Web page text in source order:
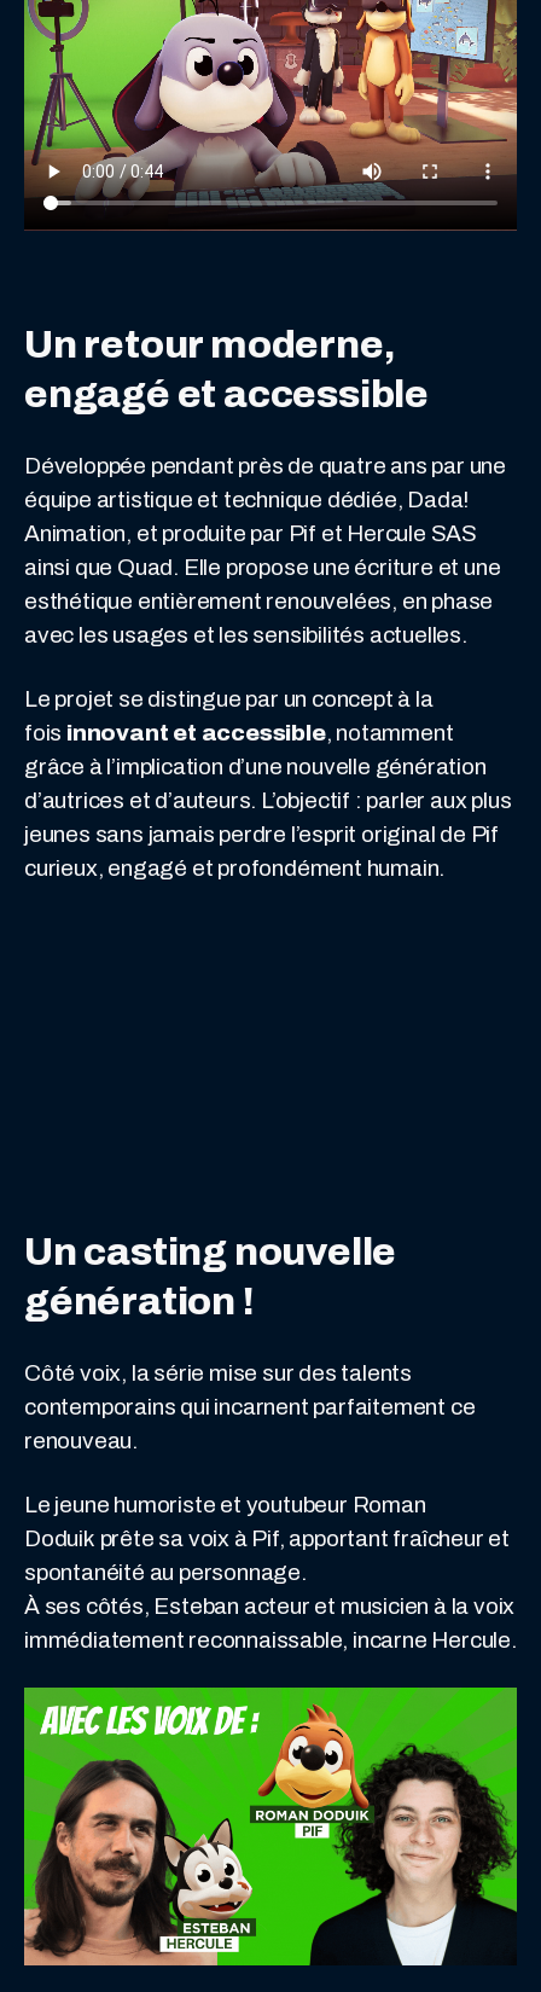
Un retour moderne,
engagé et accessible
Développée pendant près de quatre ans par une
équipe artistique et technique dédiée, Dada!
Animation, et produite par Pif et Hercule SAS
ainsi que Quad. Elle propose une écriture et une
esthétique entièrement renouvelées, en phase
avec les usages et les sensibilités actuelles.
Le projet se distingue par un concept à la
fois innovant et accessible, notamment
grâce à l’implication d’une nouvelle génération
d’autrices et d’auteurs. L’objectif : parler aux plus
jeunes sans jamais perdre l’esprit original de Pif
curieux, engagé et profondément humain.
Un casting nouvelle
génération !
Côté voix, la série mise sur des talents
contemporains qui incarnent parfaitement ce
renouveau.
Le jeune humoriste et youtubeur Roman
Doduik prête sa voix à Pif, apportant fraîcheur et
spontanéité au personnage.
À ses côtés, Esteban acteur et musicien à la voix
immédiatement reconnaissable, incarne Hercule.